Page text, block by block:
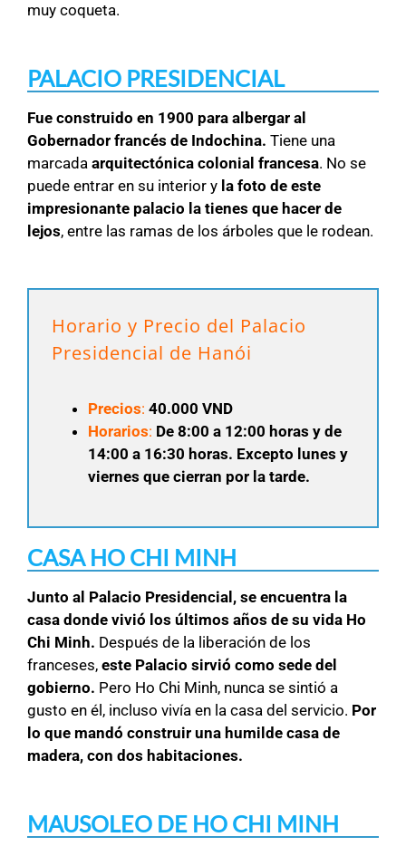
muy coqueta.
PALACIO PRESIDENCIAL
Fue construido en 1900 para albergar al
Gobernador francés de Indochina. Tiene una
marcada arquitectónica colonial francesa. No se
puede entrar en su interior y la foto de este
impresionante palacio la tienes que hacer de
lejos, entre las ramas de los árboles que le rodean.
Horario y Precio del Palacio
Presidencial de Hanói
Precios: 40.000 VND
Horarios: De 8:00 a 12:00 horas y de
14:00 a 16:30 horas. Excepto lunes y
viernes que cierran por la tarde.
CASA HO CHI MINH
Junto al Palacio Presidencial, se encuentra la
casa donde vivió los últimos años de su vida Ho
Chi Minh. Después de la liberación de los
franceses, este Palacio sirvió como sede del
gobierno. Pero Ho Chi Minh, nunca se sintió a
gusto en él, incluso vivía en la casa del servicio. Por
lo que mandó construir una humilde casa de
madera, con dos habitaciones.
MAUSOLEO DE HO CHI MINH